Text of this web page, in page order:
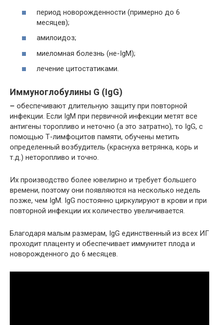
период новорожденности (примерно до 6
месяцев);
амилоидоз;
миеломная болезнь (не-IgM);
лечение цитостатиками.
Иммуноглобулины G (IgG)
– обеспечивают длительную защиту при повторной
инфекции. Если IgM при первичной инфекции метят все
антигены торопливо и неточно (а это затратно), то IgG, с
помощью Т-лимфоцитов памяти, обучены метить
определенный возбудитель (краснуха ветрянка, корь и
т.д.) неторопливо и точно.
Их производство более ювелирно и требует большего
времени, поэтому они появляются на несколько недель
позже, чем IgM. IgG постоянно циркулируют в крови и при
повторной инфекции их количество увеличивается.
Благодаря малым размерам, IgG единственный из всех ИГ
проходит плаценту и обеспечивает иммунитет плода и
новорожденного до 6 месяцев.